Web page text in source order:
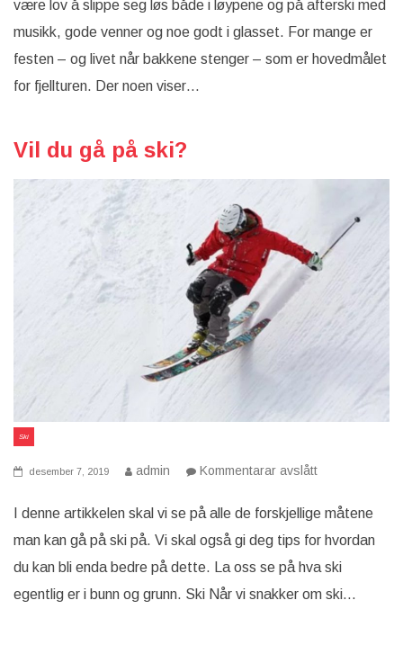
være lov å slippe seg løs både i løypene og på afterski med
musikk, gode venner og noe godt i glasset. For mange er
festen – og livet når bakkene stenger – som er hovedmålet
for fjellturen. Der noen viser…
Vil du gå på ski?
Ski
desember 7, 2019 admin Kommentarar avslåttpå
gå
ski?
I denne artikkelen skal vi se på alle de forskjellige måtene
man kan gå på ski på. Vi skal også gi deg tips for hvordan
du kan bli enda bedre på dette. La oss se på hva ski
egentlig er i bunn og grunn. Ski Når vi snakker om ski…